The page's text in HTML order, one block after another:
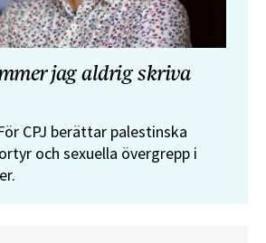
jag aldrig skriva
CPJ berättar palestinska
och sexuella övergrepp i